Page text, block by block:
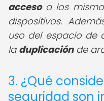
accesoa los
dispositivos.
uso del espacio de
la duplicaciónde
3. ¿Qué
seguridad son